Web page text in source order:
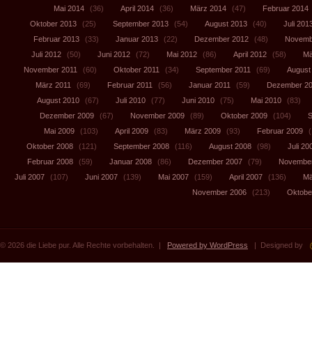
Mai 2014
(36) April 2014 (36) März 2014 (47) Februar 2014
Oktober 2013
(25) September 2013 (54) August 2013 (40)
Juli
Februar 2013
(33) Januar 2013 (22) Dezember 2012 (48)
Juli 2012
(50) Juni 2012 (72) Mai 2012 (86) April 2012 (58)
November 2011
(60) Oktober 2011 (34) September 2011 (69)
August
März 2011
(69) Februar 2011 (56) Januar 2011 (59)
Dezember
August 2010
(67) Juli 2010 (77) Juni 2010 (75) Mai 2010
(83)
Dezember 2009
(67) November 2009 (89) Oktober 2009 (104)
Mai 2009
(103) April 2009 (83) März 2009 (93) Februar 2009
Oktober 2008
(121) September 2008 (116) August 2008 (98)
Juli
Februar 2008
(59) Januar 2008 (86) Dezember 2007 (79)
Juli 2007
(107) Juni 2007 (139) Mai 2007 (159) April 2007 (136)
November 2006
(213)
© 2026 die Liebe pur. Alle Rechte vorbehalten. | Powered by WordPress | Designed by